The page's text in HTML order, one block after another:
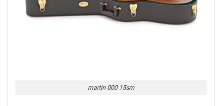
martin 000 15sm